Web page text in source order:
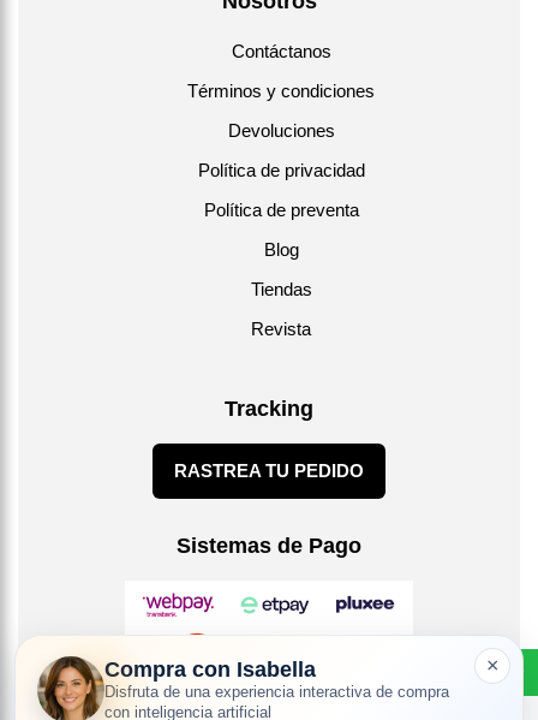
Contáctanos
Términos y condiciones
Devoluciones
Política de privacidad
Política de preventa
Blog
Tiendas
Revista
Tracking
RASTREA TU PEDIDO
Sistemas de Pago